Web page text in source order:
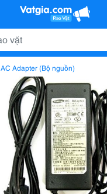
AC Adapter (Bộ nguồn)